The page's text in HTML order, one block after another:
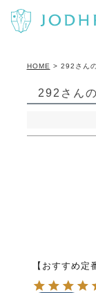
HOME 292さん
292さん
【おすすめ